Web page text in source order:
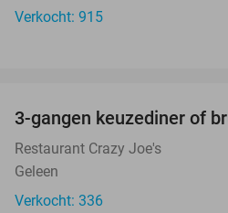
Verkocht: 915
3-gangen keuzediner of
Restaurant Crazy Joe's
Geleen
Verkocht: 336